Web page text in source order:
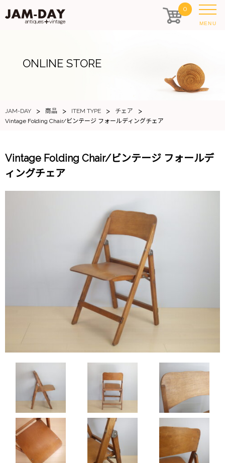
0
MENU
ONLINE STORE
JAM-DAY > 商品 > ITEM TYPE > チェア >
Vintage Folding Chair/ビンテージ フォールディングチェア
Vintage Folding Chair/ビンテージ フォールデ
ィングチェア